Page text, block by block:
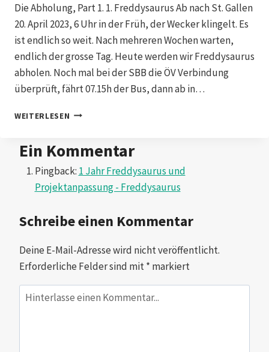
Die Abholung, Part 1. 1. Freddysaurus Ab nach St. Gallen
20. April 2023, 6 Uhr in der Früh, der Wecker klingelt. Es
ist endlich so weit. Nach mehreren Wochen warten,
endlich der grosse Tag. Heute werden wir Freddysaurus
abholen. Noch mal bei der SBB die ÖV Verbindung
überprüft, fährt 07.15h der Bus, dann ab in…
WEITERLESEN FREDDYSAURUS
WEG
UNS
PART
Ein Kommentar
Pingback: 1 Jahr Freddysaurus und
Projektanpassung - Freddysaurus
Schreibe einen Kommentar
Deine E-Mail-Adresse wird nicht veröffentlicht.
Erforderliche Felder sind mit* markiert